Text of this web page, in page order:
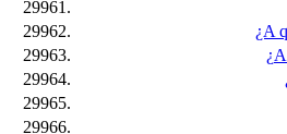
29961.
29962.
¿A
29963.
29964.
29965.
29966.